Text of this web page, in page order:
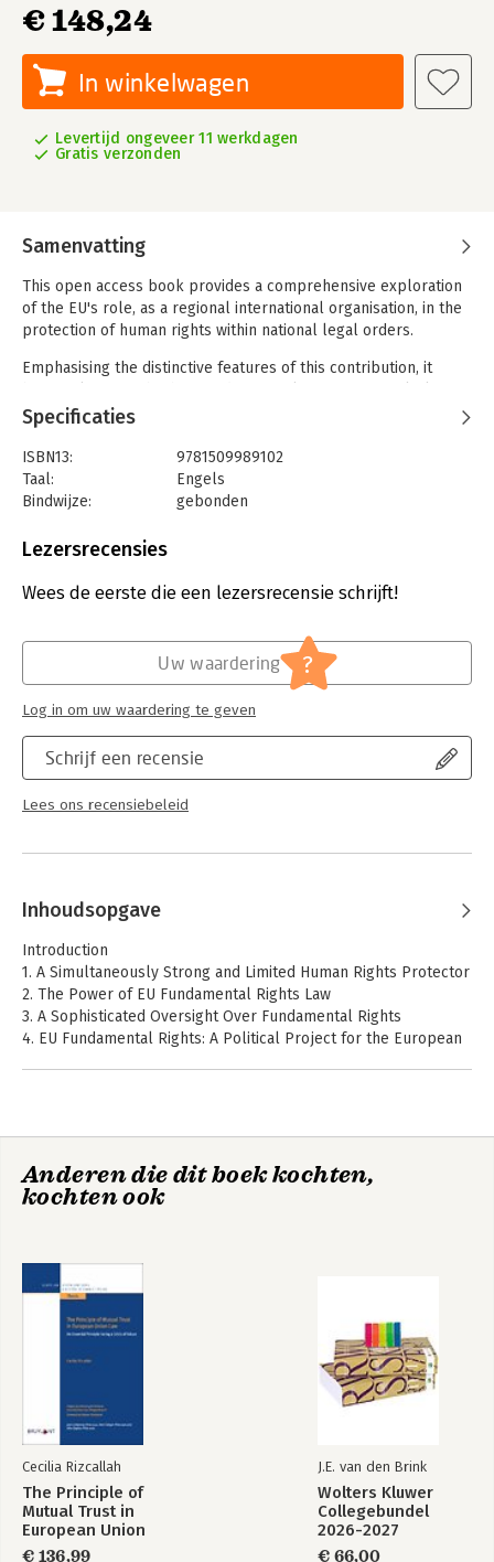
€ 148,24
In winkelwagen
Levertijd ongeveer 11 werkdagen
Gratis verzonden
Samenvatting
This open access book provides a comprehensive exploration
of the EU's role, as a regional international organisation, in the
protection of human rights within national legal orders.
Emphasising the distinctive features of this contribution, it
scholars of public and human rights law. By taking a cross-
cutting approach-examining the capacity, nature, and
adjudication of EU Fundamental Rights Law-it expertly
navigates the intricacies of this system. Moreover, it advocates
for a political turn in EU Fundamental Rights Law-one that
deeper issues underpinning this legal framework.
This is an invaluable tool for scholars and practitioners in the
fields of European law, public law, human rights, and
Specificaties
ISBN13:
9781509989102
Taal:
Engels
Bindwijze:
gebonden
Uitgever:
Verschijningsdatum:
28-5-2026
Europees recht
Lezersrecensies
Wees de eerste die een lezersrecensie schrijft!
Schrijf een recensie
Lees ons recensiebeleid
Uw waardering ?
Log in om uw waardering te geven
Inhoudsopgave
Introduction
1. A Simultaneously Strong and Limited Human Rights Protector
2. The Power of EU Fundamental Rights Law
3. A Sophisticated Oversight Over Fundamental Rights
4. EU Fundamental Rights: A Political Project for the European
Anderen die dit boek kochten,
kochten ook
Cecilia Rizcallah
The Principle of
Mutual Trust in
European Union
Law
€ 136,99
J.E. van den Brink
Wolters Kluwer
Collegebundel
2026-2027
€ 66,00